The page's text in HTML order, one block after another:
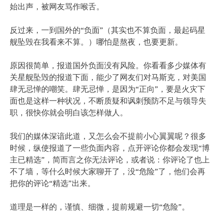
始出声，被网友骂作喉舌。
反过来，一到国外的“负面”（其实也不算负面，最起码星
舰坠毁在我看来不算。）哪怕是熬夜，也要更新。
原因很简单，报道国外负面没有风险。你看看多少媒体有
关星舰坠毁的报道下面，能少了网友们对马斯克，对美国
肆无忌惮的嘲笑。肆无忌惮，是因为“正向”，要是火灾下
面也是这样一种状况，不断质疑和讽刺预防不足与领导失
职，很快你就会明白该怎样做人。
我们的媒体深谙此道，又怎么会不提前小心翼翼呢？很多
时候，纵使报道了一些负面内容，点开评论你都会发现“博
主已精选”，简而言之你无法评论，或者说：你评论了也上
不了墙，等什么时候大家聊开了，没“危险”了，他们会再
把你的评论“精选”出来。
道理是一样的，谨慎、细微，提前规避一切“危险”。